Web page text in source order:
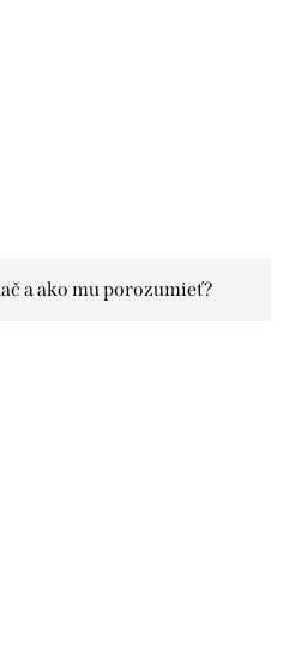
a ako mu porozumieť?